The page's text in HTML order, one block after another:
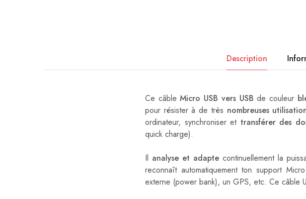
Description
Ce câbleMicro USB vers USB de couleur
pour résister à de très nombreuses
ordinateur, synchroniser et transférer des
quick charge).
Il analyse et adapte continuellement la
reconnaît automatiquement ton support
externe (power bank), un GPS, etc. Ce câble